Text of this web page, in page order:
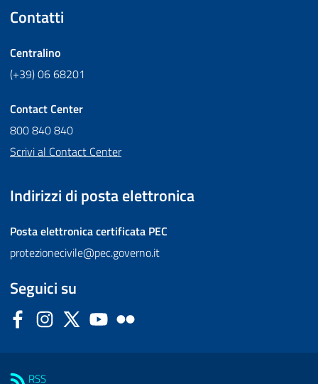
Contatti
Centralino
(+39) 06 68201
Contact Center
800 840 840
Scrivi al Contact Center
Indirizzi di posta elettronica
Posta elettronica certificata PEC
protezionecivile@pec.governo.it
Seguici su
FacebookInstagram
Twitter YouTube
RSS